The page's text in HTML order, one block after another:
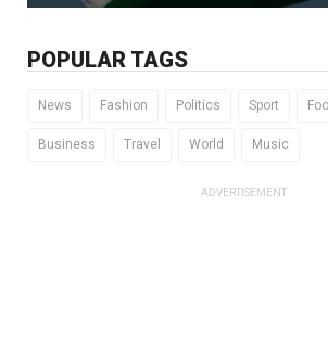
POPULAR TAGS
News Fashion Politics Sport
Business Travel World Music
ADVERTISEMENT